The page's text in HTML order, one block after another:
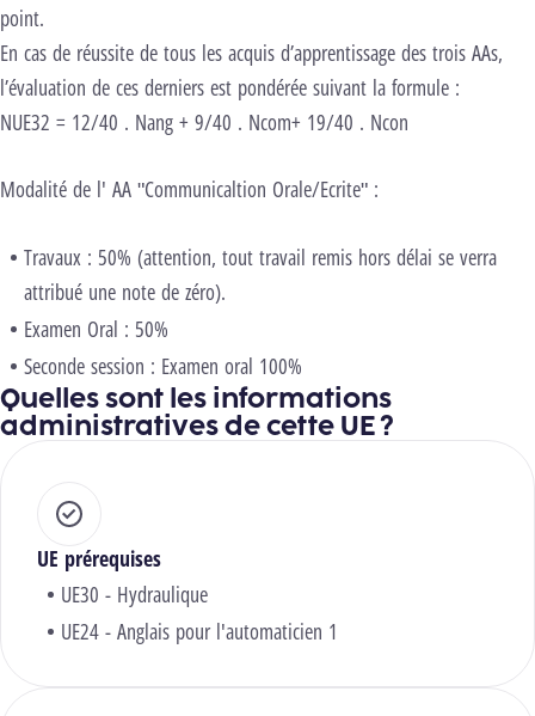
point.
En cas de réussite de tous les acquis d’apprentissage des trois AAs,
l’évaluation de ces derniers est pondérée suivant la formule :
NUE32 = 12/40 . Nang + 9/40 . Ncom+ 19/40 . Ncon
Modalité de l' AA "Communicaltion Orale/Ecrite" :
Travaux : 50% (attention, tout travail remis hors délai se verra
attribué une note de zéro).
Examen Oral : 50%
Seconde session : Examen oral 100%
Quelles sont les informations
administratives de cette UE ?
UE prérequises
UE30 - Hydraulique
UE24 - Anglais pour l'automaticien 1